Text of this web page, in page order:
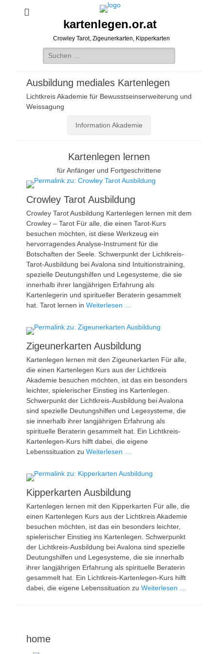
kartenlegen.or.at
Crowley Tarot, Zigeunerkarten, Kipperkarten
Suchen
nach:
Ausbildung mediales Kartenlegen
Lichtkreis Akademie für Bewusstseinserweiterung und
Weissagung
Information Akademie
Kartenlegen lernen
für Anfänger und Fortgeschrittene
Crowley Tarot Ausbildung
Crowley Tarot Ausbildung Kartenlegen lernen mit dem
Crowley – Tarot Für alle, die einen Tarot-Kurs
besuchen möchten, ist diese Werkzeug ein
hervorragendes Analyse-Instrument für die
Botschaften der Seele. Schwerpunkt der Lichtkreis-
Tarot-Ausbildung bei Avalona sind Intuitionstraining,
spezielle Deutungshilfen und Legesysteme, die sie
innerhalb ihrer langjährigen Erfahrung als
Kartenlegerin und spiritueller Beraterin gesammelt
hat. Tarot lernen in Weiterlesen …
Zigeunerkarten Ausbildung
Kartenlegen lernen mit den Zigeunerkarten Für alle,
die einen Kartenlegen Kurs aus der Lichtkreis
Akademie besuchen möchten, ist das ein besonders
leichter, spielerischer Einstieg ins Kartenlegen.
Schwerpunkt der Lichtkreis-Ausbildung bei Avalona
sind spezielle Deutungshilfen und Legesysteme, die
sie innerhalb ihrer langjährigen Erfahrung als
spirituelle Beraterin gesammelt hat. Ein Lichtkreis-
Kartenlegen-Kurs hilft dabei, die eigene
Lebenssituation zu Weiterlesen …
Kipperkarten Ausbildung
Kartenlegen lernen mit den Kipperkarten Für alle, die
einen Kartenlegen Kurs aus der Lichtkreis Akademie
besuchen möchten, ist das ein besonders leichter,
spielerischer Einstieg ins Kartenlegen. Schwerpunkt
der Lichtkreis-Ausbildung bei Avalona sind spezielle
Deutungshilfen und Legesysteme, die sie innerhalb
ihrer langjährigen Erfahrung als spirituelle Beraterin
gesammelt hat. Ein Lichtkreis-Kartenlegen-Kurs hilft
dabei, die eigene Lebenssituation zu Weiterlesen …
home